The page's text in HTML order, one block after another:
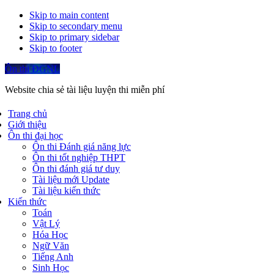
Skip to main content
Skip to secondary menu
Skip to primary sidebar
Skip to footer
Ôn thi ĐGNL
Website chia sẻ tài liệu luyện thi miễn phí
Trang chủ
Giới thiệu
Ôn thi đại học
Ôn thi Đánh giá năng lực
Ôn thi tốt nghiệp THPT
Ôn thi đánh giá tư duy
Tài liệu mới Update
Tài liệu kiến thức
Kiến thức
Toán
Vật Lý
Hóa Học
Ngữ Văn
Tiếng Anh
Sinh Học